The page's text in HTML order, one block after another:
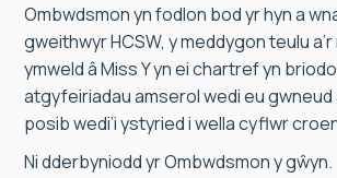
Ombwdsmon yn fodlon bod yr hyn a
gweithwyr HCSW, y meddygon teulu
ymweld â Miss Y yn ei chartref yn
atgyfeiriadau amserol wedi eu
posib wedi’i ystyried i wella cyflwr
Ni dderbyniodd yr Ombwdsmon y gŵyn.